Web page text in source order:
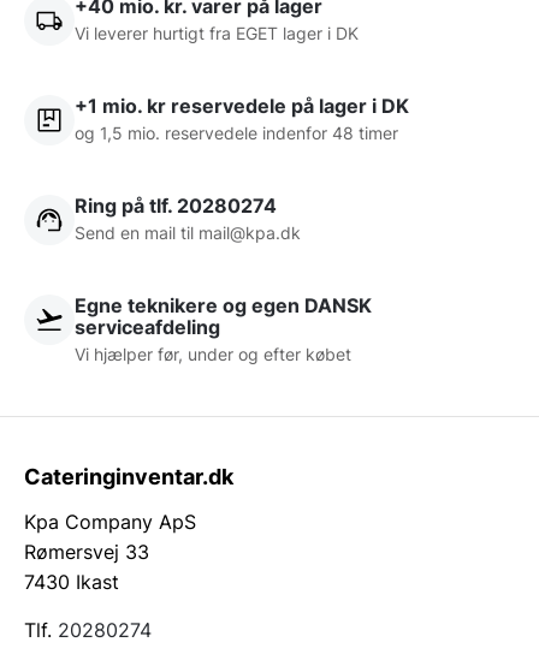
+40 mio. kr. varer på lager
Vi leverer hurtigt fra EGET lager i DK
+1 mio. kr reservedele på lager i DK
og 1,5 mio. reservedele indenfor 48 timer
Ring på tlf. 20280274
Send en mail til mail@kpa.dk
Egne teknikere og egen DANSK
serviceafdeling
Vi hjælper før, under og efter købet
Cateringinventar.dk
Kpa Company ApS
Rømersvej 33
7430 Ikast
Tlf. 20280274